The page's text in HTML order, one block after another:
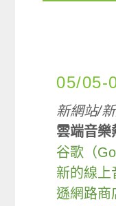
05/05-
新網站/
雲端音樂
谷歌（
新的線上
遜網路商